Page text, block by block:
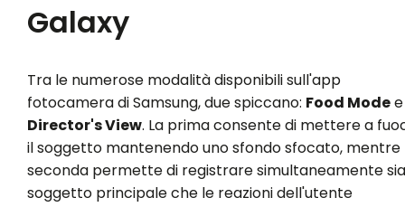
Galaxy
Tra le numerose modalità disponibili sull'app
fotocamera di Samsung, due spiccano: Food Modee
Director's View. La prima consente di mettere a
il soggetto mantenendo uno sfondo sfocato, mentre
seconda permette di registrare simultaneamente
soggetto principale che le reazioni dell'utente